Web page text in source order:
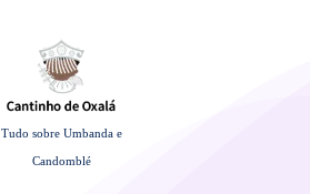
Tudo sobre Umbanda e
Candomblé